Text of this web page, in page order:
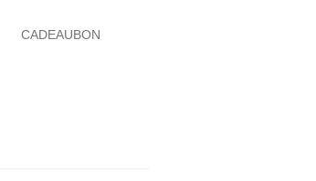
CADEAUBON